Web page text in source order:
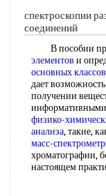
спектроскопии
соединений
В пособии
элементов и
основных
дает
получении
информативными
физико-
анализа, такие,
масс-
хроматографии,
настоящем